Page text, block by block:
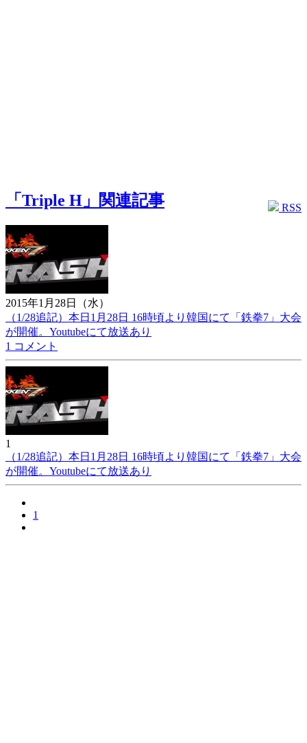
RSS
「Triple H」関連記事
2015年1月28日（水）
（1/28追記）本日1月28日 16時頃より韓国にて「鉄拳7」大会
が開催。Youtubeにて放送あり
1 コメント
1
（1/28追記）本日1月28日 16時頃より韓国にて「鉄拳7」大会
が開催。Youtubeにて放送あり
1